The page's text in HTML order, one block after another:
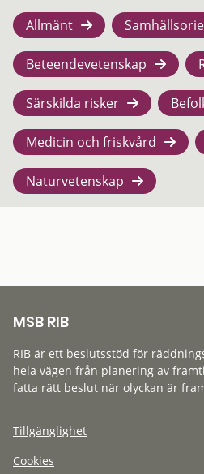
Allmänt
Beteendevetenskap
Särskilda risker
Medicin och friskvård
Naturvetenskap
MSB RIB
RIB är ett beslutsstöd för
hela vägen från planering av
fatta rätt beslut när olyckan är
Tillgänglighet
Cookies